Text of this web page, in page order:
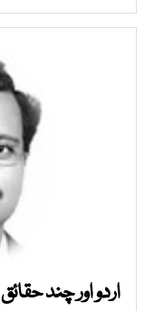
اردو اور چند حقائق